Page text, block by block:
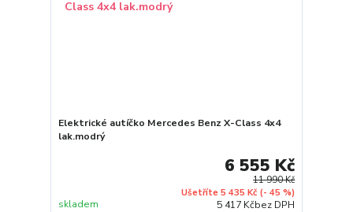
Elektrické autíčko Mercedes Benz X-Class 4x4
lak.modrý
11 990 Kč
Ušetříte 5 435 Kč (- 45 %)
6 555 Kč
5 417 Kčbez DPH
skladem